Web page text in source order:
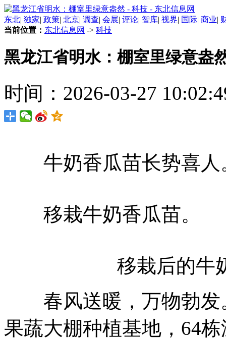
东北| 独家| 政策| 北京| 调查| 会展| 评论| 智库| 视界| 国际| 商业|
当前位置： 东北信息网 -> 科技
黑龙江省明水：棚室里绿意盎
时间：2026-03-27
牛奶香瓜苗长势喜人
移栽牛奶香瓜苗。
移栽后的牛
春风送暖，万物勃发
果蔬大棚种植基地，64